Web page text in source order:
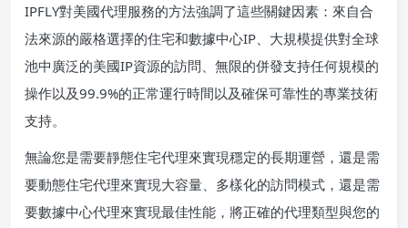
IPFLY對美國代理服務的方法強調了這些關鍵因素：來自合
法來源的嚴格選擇的住宅和數據中心IP、大規模提供對全球
池中廣泛的美國IP資源的訪問、無限的併發支持任何規模的
操作以及99.9%的正常運行時間以及確保可靠性的專業技術
支持。
無論您是需要靜態住宅代理來實現穩定的長期運營，還是需
要動態住宅代理來實現大容量、多樣化的訪問模式，還是需
要數據中心代理來實現最佳性能，將正確的代理類型與您的